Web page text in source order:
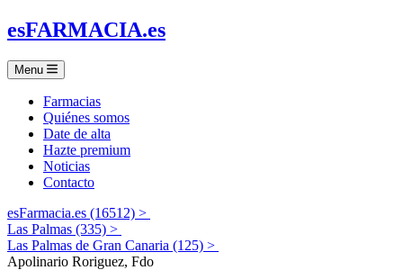
esFARMACIA.es
Menu
Farmacias
Quiénes somos
Date de alta
Hazte premium
Noticias
Contacto
esFarmacia.es (16512) >
Las Palmas (335) >
Las Palmas de Gran Canaria (125) >
Apolinario Roriguez, Fdo